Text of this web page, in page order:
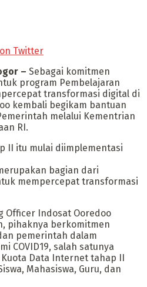
Twitter
– Sebagai komitmen
program Pembelajaran
transformasi digital di
kembali begikam bantuan
melalui Kementrian
RI.
II itu mulai diimplementasi
bagian dari
mempercepat transformasi
Officer Indosat Ooredoo
pihaknya berkomitmen
pemerintah dalam
COVID19, salah satunya
Data Internet tahap II
Mahasiswa, Guru, dan